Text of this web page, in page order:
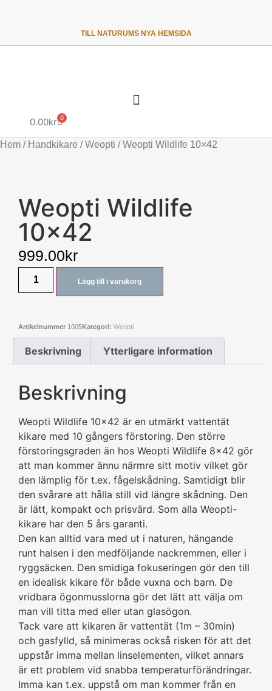
TILL NATURUMS NYA HEMSIDA
0.00kr 0
Hem / Handkikare /Weopti / Weopti Wildlife 10×42
Weopti Wildlife
10×42
999.00kr
Lägg till i varukorg
Artikelnummer 1005Kategori: Weopti
Beskrivning Ytterligare information
Beskrivning
Weopti Wildlife 10×42 är en utmärkt vattentät
kikare med 10 gångers förstoring. Den större
förstoringsgraden än hos Weopti Wildlife 8×42 gör
att man kommer ännu närmre sitt motiv vilket gör
den lämplig för t.ex. fågelskådning. Samtidigt blir
den svårare att hålla still vid längre skådning. Den
är lätt, kompakt och prisvärd. Som alla Weopti-
kikare har den 5 års garanti.
Den kan alltid vara med ut i naturen, hängande
runt halsen i den medföljande nackremmen, eller i
ryggsäcken. Den smidiga fokuseringen gör den till
en idealisk kikare för både vuxna och barn. De
vridbara ögonmusslorna gör det lätt att välja om
man vill titta med eller utan glasögon.
Tack vare att kikaren är vattentät (1m – 30min)
och gasfylld, så minimeras också risken för att det
uppstår imma mellan linselementen, vilket annars
är ett problem vid snabba temperaturförändringar.
Imma kan t.ex. uppstå om man kommer från en